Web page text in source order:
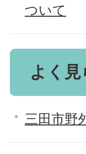
ついて
よく
三田市野